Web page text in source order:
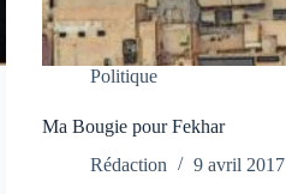
Politique
Ma Bougie pour Fekhar
Rédaction
9 avril 2017